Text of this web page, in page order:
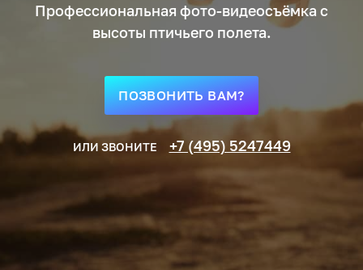
Профессиональная фото-видеосъёмка с
высоты птичьего полета.
ПОЗВОНИТЬ ВАМ?
ИЛИ ЗВОНИТЕ +7 (495) 5247449